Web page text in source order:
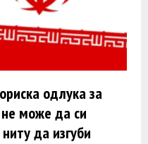
одлука за
не може да си
да изгуби